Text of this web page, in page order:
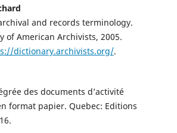
and records terminology.
of American Archivists, 2005.
dictionary.archivists.org/.
des documents d’activité
format papier. Quebec: Editions